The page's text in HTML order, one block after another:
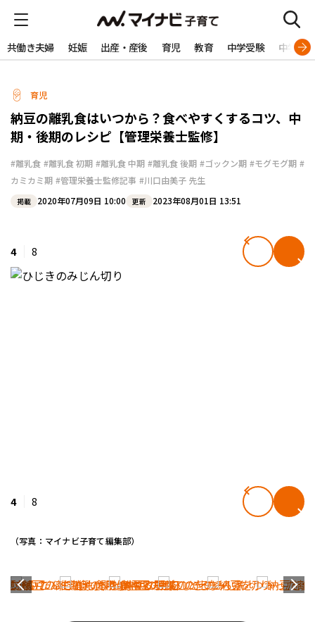
共働き夫婦 妊娠 出産・産後 育児 教育 中学受験 中学生
育児
納豆の離乳食はいつから？食べやすくするコツ、中
期・後期のレシピ【管理栄養士監修】
#離乳食 #離乳食 初期 #離乳食 中期 #離乳食 後期 #ゴックン期 #モグモグ期 #
カミカミ期 #管理栄養士監修記事 #川口由美子 先生
掲載 2020年07月09日 10:00 更新 2023年08月01日 13:51
4 8
4 8
（写真：マイナビ子育て編集部）